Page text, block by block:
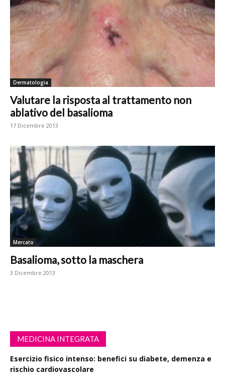
Dermatologia
Valutare la risposta al trattamento non
ablativo del basalioma
17 Dicembre 2013
Mercato
Basalioma, sotto la maschera
3 Dicembre 2013
MEDICINA INTEGRATA
Esercizio fisico intenso: benefici su diabete, demenza e
rischio cardiovascolare